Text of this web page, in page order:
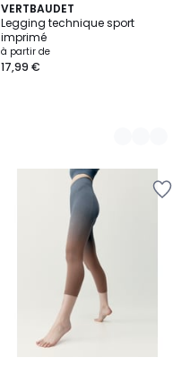
VERTBAUDET
Legging technique sport
imprimé
à partir de
17,99 €
2
Couleurs